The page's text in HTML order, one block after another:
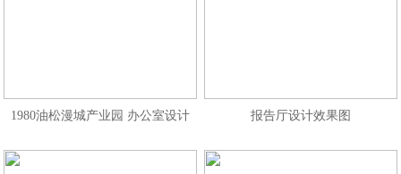
1980油松漫城产业园 办公室设计 报告厅设计效果图